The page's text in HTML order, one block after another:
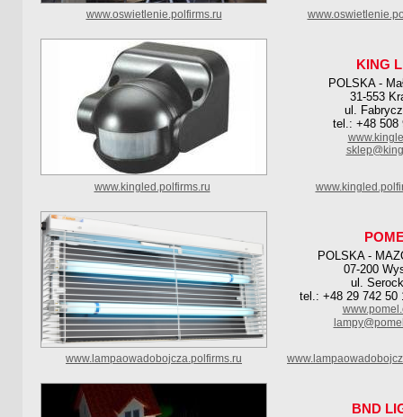
www.oswietlenie.polfirms.ru
KING
POLSKA -
31-553
ul.
tel.: +48 508
www.kingled.polfirms.ru
POLSKA -
07-200
ul.
tel.: +48 29 742 50
www.lampaowadobojcza.polfirms.ru
BND